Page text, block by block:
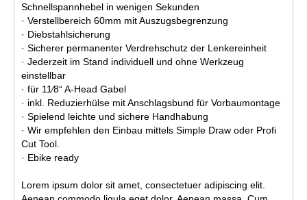
Schnellspannhebel in wenigen Sekunden
· Verstellbereich 60mm mit Auszugsbegrenzung
· Diebstahlsicherung
· Sicherer permanenter Verdrehschutz der Lenkereinheit
· Jederzeit im Stand individuell und ohne Werkzeug
einstellbar
· für 11∕8“ A-Head Gabel
· inkl. Reduzierhülse mit Anschlagsbund für Vorbaumontage
· Spielend leichte und sichere Handhabung
· Wir empfehlen den Einbau mittels Simple Draw oder Profi
Cut Tool.
· Ebike ready
Lorem ipsum dolor sit amet, consectetuer adipiscing elit.